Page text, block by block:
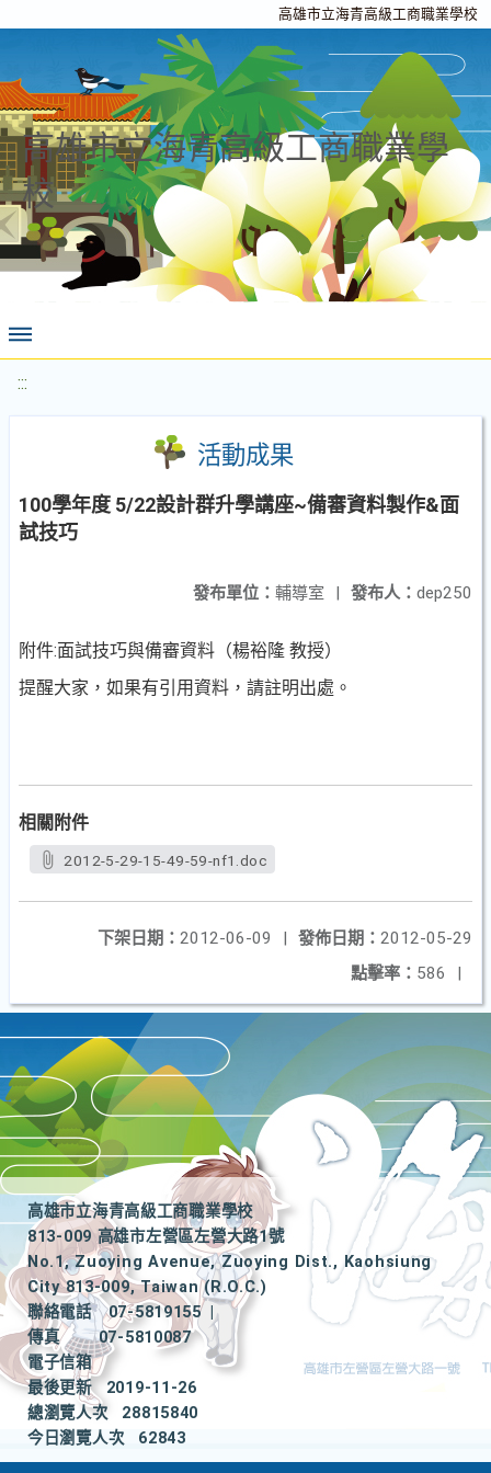
高雄市立海青高級工商職業學校
高雄市立海青高級工商職業學
校
:::
活動成果
100學年度 5/22設計群升學講座~備審資料製作&面
試技巧
發布人： dep250
發布單位： 輔導室 |
附件:面試技巧與備審資料（楊裕隆 教授）
提醒大家，如果有引用資料，請註明出處。
相關附件
2012-5-29-15-49-59-nf1.doc
發佈日期： 2012-05-29
下架日期： 2012-06-09
|
點擊率： 586 |
高雄市立海青高級工商職業學校
813-009 高雄市左營區左營大路1號
No.1, Zuoying Avenue, Zuoying Dist., Kaohsiung
City 813-009, Taiwan (R.O.C.)
聯絡電話
07-5819155
|
傳真
07-5810087
電子信箱
最後更新
2019-11-26
總瀏覽人次
28815840
今日瀏覽人次
62843